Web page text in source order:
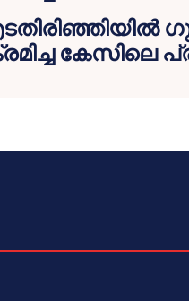
കേസിലെ